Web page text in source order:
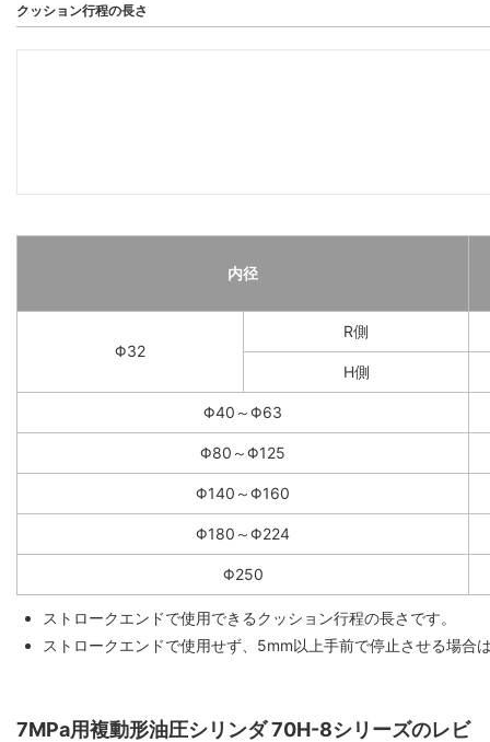
クッション行程の長さ
内径
Φ32
R側
H側
Φ40～Φ63
Φ80～Φ125
Φ140～Φ160
Φ180～Φ224
Φ250
ストロークエンドで使用できるクッション行程の長さです。
ストロークエンドで使用せず、5mm以上手前で停止させる場合
7MPa用複動形油圧シリンダ 70H-8シリーズのレビ